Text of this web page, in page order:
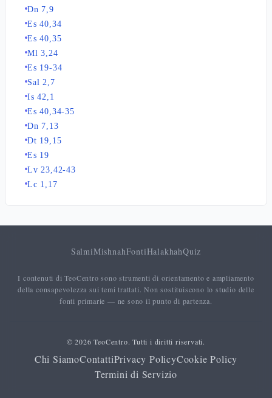
Dn 7,9
Es 40,34
Es 40,35
Ml 3,24
Es 19-34
Sal 2,7
Is 42,1
Es 40,34-35
Dn 7,13
Dt 19,15
Es 19
Lv 23,42-43
Lc 1,17
SalmiMishnahFontiHalakhahQuiz
I contenuti di TeoCentro sono strumenti di orientamento e ampliamento
della consapevolezza sui temi trattati. Non sostituiscono lo studio delle
fonti primarie — ne sono il punto di partenza.
© 2026 TeoCentro. Tutti i diritti riservati.
Chi SiamoContattiPrivacy PolicyCookie Policy
Termini di Servizio